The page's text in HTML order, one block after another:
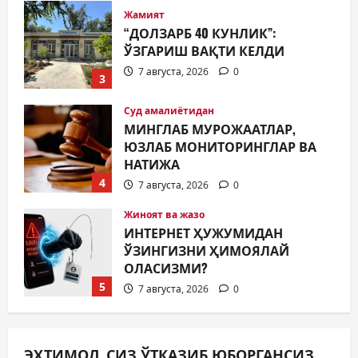
4
МИНГЛАБ МУРОЖААТЛАР,
ЮЗЛАБ МОНИТОРИНГЛАР ВА
НАТИЖА
7 августа, 2026
5
Жиноят ва жазо
ИНТЕРНЕТ ҲУЖУМИДАН
ЎЗИНГИЗНИ ҲИМОЯЛАЙ
ОЛАСИЗМИ?
7 августа, 2026 0
1
Жамият
МУСТАҚИЛЛИК ШУКУҲИ
МАҲАЛЛАЛАРДА
ОЛМАЛИҚ ШАҲАР САЙЛОВ